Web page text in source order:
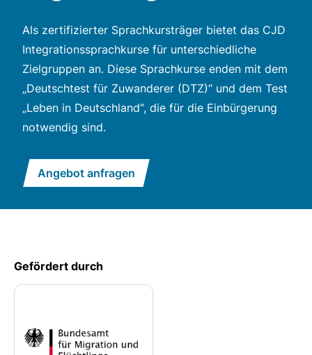
Als zertifizierter Sprachkursträger bietet das CJD
Integrationssprachkurse für unterschiedliche
Zielgruppen an. Diese Sprachkurse enden mit dem
„Deutschtest für Zuwanderer (DTZ)“ und dem Test
„Leben in Deutschland“, die für die Einbürgerung
notwendig sind.
Angebot anfragen
Gefördert durch